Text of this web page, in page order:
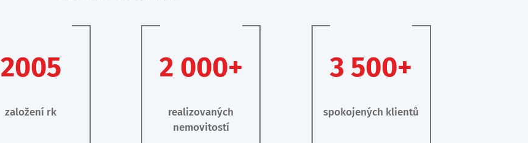
2005
založení rk
2 000+
realizovaných
nemovitostí
3 500+
spokojených klientů